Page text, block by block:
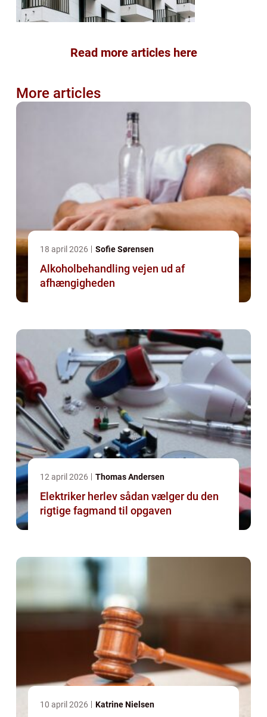
Read more articles here
More articles
18 april 2026 Sofie Sørensen
Alkoholbehandling vejen ud af
afhængigheden
12 april 2026 Thomas Andersen
Elektriker herlev sådan vælger du den
rigtige fagmand til opgaven
10 april 2026 Katrine Nielsen